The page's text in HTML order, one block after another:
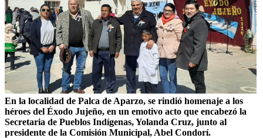
En la localidad de Palca de Aparzo, se rindió homenaje a los
héroes del Éxodo Jujeño, en un emotivo acto que encabezó la
Secretaria de Pueblos Indígenas, Yolanda Cruz, junto al
presidente de la Comisión Municipal, Abel Condorí.